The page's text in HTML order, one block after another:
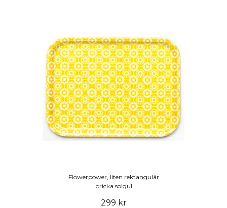
Flowerpower, liten rektangulär
bricka solgul
299 kr